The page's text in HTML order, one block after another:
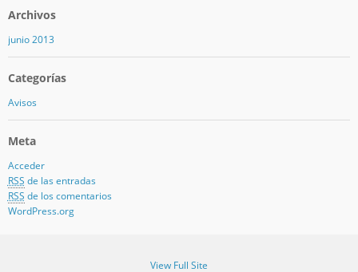
Archivos
junio 2013
Categorías
Avisos
Meta
Acceder
RSS de las entradas
RSS de los comentarios
WordPress.org
View Full Site